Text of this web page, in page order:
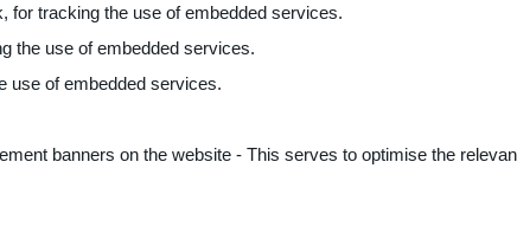
for tracking the use of embedded services.
the use of embedded services.
use of embedded services.
banners on the website - This serves to optimise the